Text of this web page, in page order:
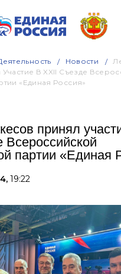
Новости
В XXII Съезде
«Единая Россия»
принял
партии «Единая
19:22